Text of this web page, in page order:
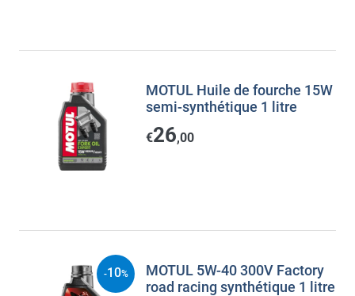
MOTUL Huile de fourche 15W
semi-synthétique 1 litre
€26,00
MOTUL 5W-40 300V Factory
road racing synthétique 1 litre
-10%